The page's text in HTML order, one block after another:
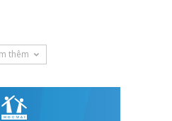
thêm